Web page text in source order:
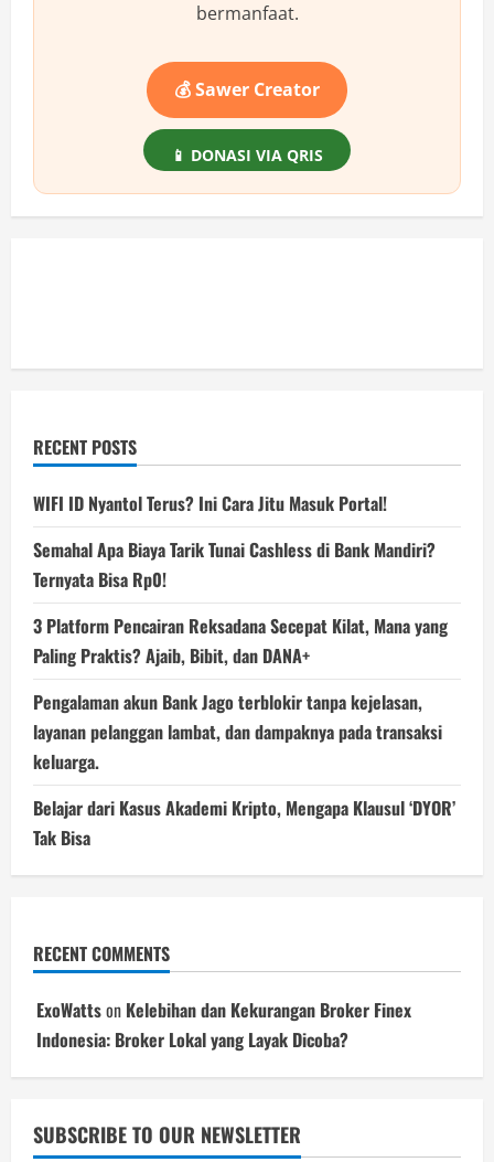
bermanfaat.
💰 Sawer Creator
📱 DONASI VIA QRIS
RECENT POSTS
WIFI ID Nyantol Terus? Ini Cara Jitu Masuk Portal!
Semahal Apa Biaya Tarik Tunai Cashless di Bank Mandiri?
Ternyata Bisa Rp0!
3 Platform Pencairan Reksadana Secepat Kilat, Mana yang
Paling Praktis? Ajaib, Bibit, dan DANA+
Pengalaman akun Bank Jago terblokir tanpa kejelasan,
layanan pelanggan lambat, dan dampaknya pada transaksi
keluarga.
Belajar dari Kasus Akademi Kripto, Mengapa Klausul ‘DYOR’
Tak Bisa
RECENT COMMENTS
ExoWattson Kelebihan dan Kekurangan Broker Finex
Indonesia: Broker Lokal yang Layak Dicoba?
SUBSCRIBE TO OUR NEWSLETTER